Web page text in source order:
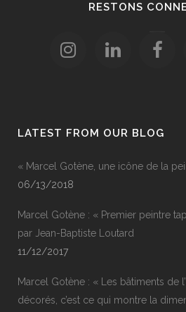
RESTONS
LATEST FROM OUR BLOG
« Marcel Gotène, une icône de la
06/13/2018
Marcel Gotène : « Premier peintre
par Jean-Baptiste Loutard
11/12/2017
Marcel Gotène : « Les bâtiments de
décorés, c’est ce qui montre la